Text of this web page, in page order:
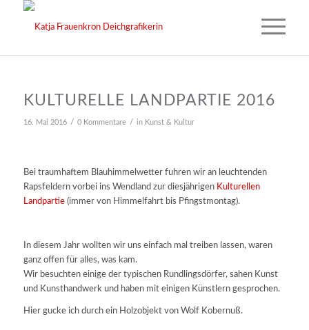
KULTURELLE LANDPARTIE 2016
16. Mai 2016 / 0 Kommentare / in Kunst & Kultur
Bei traumhaftem Blauhimmelwetter fuhren wir an leuchtenden
Rapsfeldern vorbei ins Wendland zur diesjährigen Kulturellen
Landpartie(immer von Himmelfahrt bis Pfingstmontag).
In diesem Jahr wollten wir uns einfach mal treiben lassen, waren
ganz offen für alles, was kam.
Wir besuchten einige der typischen Rundlingsdörfer, sahen Kunst
und Kunsthandwerk und haben mit einigen Künstlern gesprochen.
Hier gucke ich durch ein Holzobjekt von Wolf Kobernuß.